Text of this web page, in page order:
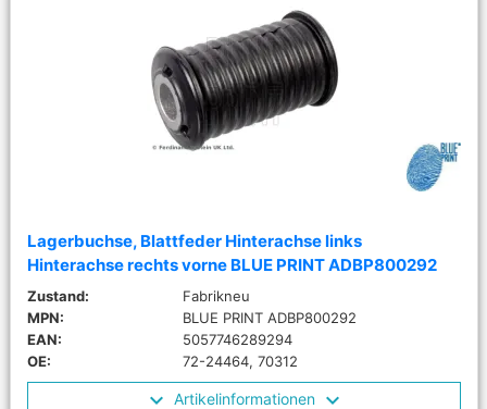
Lagerbuchse, Blattfeder Hinterachse links
Hinterachse rechts vorne BLUE PRINT ADBP800292
Zustand:
Fabrikneu
MPN:
BLUE PRINT ADBP800292
EAN:
5057746289294
OE:
72-24464, 70312
Artikelinformationen